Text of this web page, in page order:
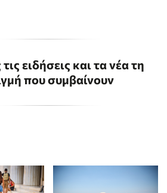
ειδήσεις και τα νέα τη
που συμβαίνουν